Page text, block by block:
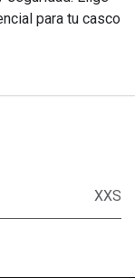
para tu casco
XXS